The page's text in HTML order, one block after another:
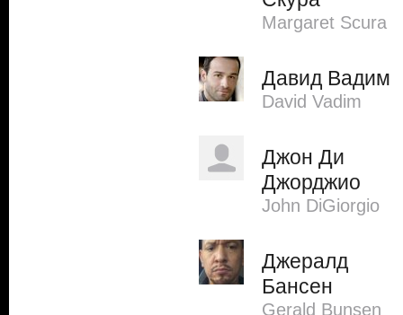
Margaret Scura
Давид Вадим
David Vadim
Джон Ди
Джорджио
John DiGiorgio
Джералд
Бансен
Gerald Bunsen